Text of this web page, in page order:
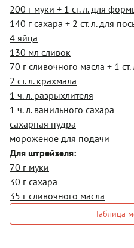
200 г муки + 1 ст. л. для
140 г сахара + 2 ст. л. для
4 яйца
130 мл сливок
70 г сливочного масла + 1
2 ст. л. крахмала
1 ч. л. разрыхлителя
1 ч. л. ванильного сахара
сахарная пудра
мороженое для подачи
Для штрейзеля:
70 г муки
30 г сахара
35 г сливочного масла
Таблица